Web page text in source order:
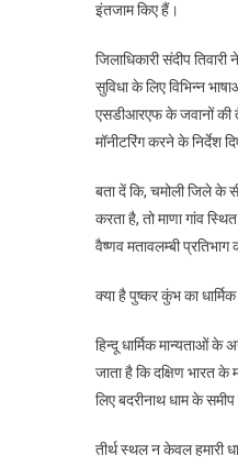
इंतजाम किए हैं।
जिलाधिकारी संदीप
सुविधा के लिए विभिन्न
एसडीआरएफ के जवानों की
मॉनीटरिंग करने के निर्देश
बता दें कि, चमोली जिले के
करता है, तो माणा गांव
वैष्णव मतावलम्बी
क्या है पुष्कर कुंभ का
हिन्दू धार्मिक मान्यताओं के
जाता है कि दक्षिण भारत के
लिए बदरीनाथ धाम के
तीर्थ स्थल न केवल हमारी